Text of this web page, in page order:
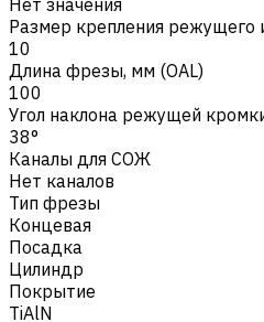
Размер крепления режущего
10
Длина фрезы, мм (OAL)
100
Угол наклона режущей
38°
Каналы для СОЖ
Нет каналов
Тип фрезы
Концевая
Посадка
Цилиндр
Покрытие
TiAlN